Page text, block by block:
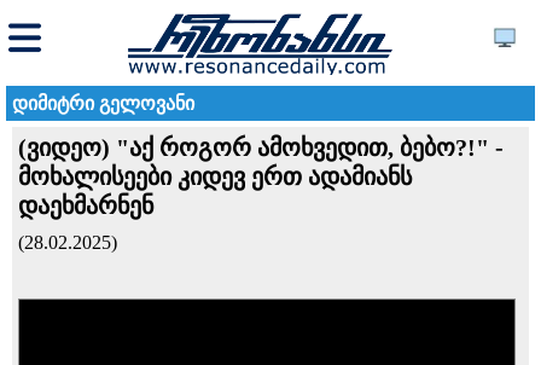
დიმიტრი გელოვანი
(ვიდეო) "აქ როგორ ამოხვედით, ბებო?!" -
მოხალისეები კიდევ ერთ ადამიანს
დაეხმარნენ
(28.02.2025)